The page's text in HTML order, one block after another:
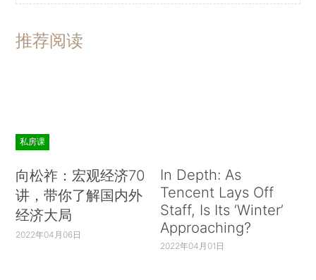
推荐阅读
私房课
向松祚：宏观经济70
讲，带你了解国内外
经济大局
2022年04月06日
In Depth: As
Tencent Lays Off
Staff, Is Its ‘Winter’
Approaching?
2022年04月01日